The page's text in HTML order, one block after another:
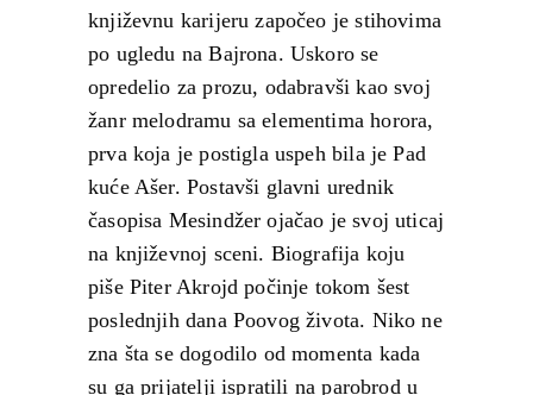
književnu karijeru započeo je stihovima
po ugledu na Bajrona. Uskoro se
opredelio za prozu, odabravši kao svoj
žanr melodramu sa elementima horora,
prva koja je postigla uspeh bila je Pad
kuće Ašer. Postavši glavni urednik
časopisa Mesindžer ojačao je svoj uticaj
na književnoj sceni. Biografija koju
piše Piter Akrojd počinje tokom šest
poslednjih dana Poovog života. Niko ne
zna šta se dogodilo od momenta kada
su ga prijatelji ispratili na parobrod u